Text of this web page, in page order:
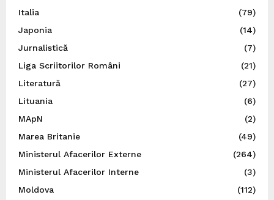
Italia
(79)
Japonia
(14)
Jurnalistică
(7)
Liga Scriitorilor Români
(21)
Literatură
(27)
Lituania
(6)
MApN
(2)
Marea Britanie
(49)
Ministerul Afacerilor Externe
(264)
Ministerul Afacerilor Interne
(3)
Moldova
(112)